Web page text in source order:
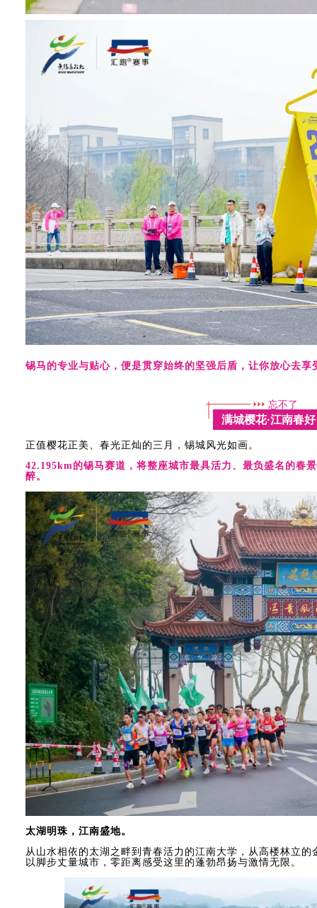
锡马的专业与贴心，便是贯穿始终的坚强后盾，让你放心去
忘不了
满城樱花·江南春好
正值樱花正美、春光正灿的三月，锡城风光如画。
42.195km的锡马赛道，将整座城市最具活力、最负盛名的春
醉。
太湖明珠，江南盛地。
从山水相依的太湖之畔到青春活力的江南大学，从高楼林立
以脚步丈量城市，零距离感受这里的蓬勃昂扬与激情无限。